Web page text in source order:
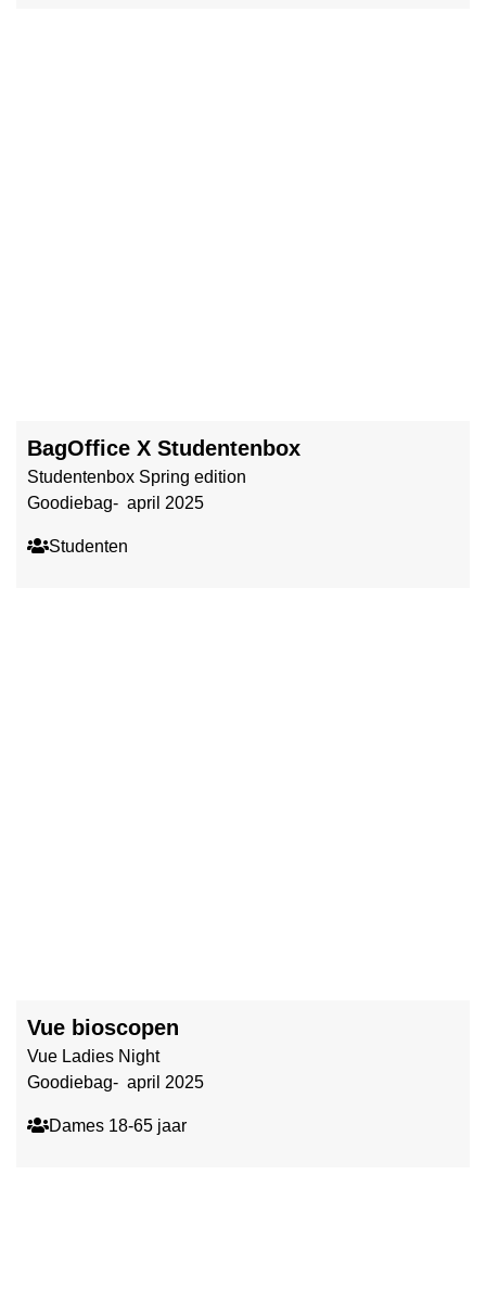
BagOffice X Studentenbox
Studentenbox Spring edition
Goodiebag- april 2025
Studenten
Vue bioscopen
Vue Ladies Night
Goodiebag- april 2025
Dames 18-65 jaar